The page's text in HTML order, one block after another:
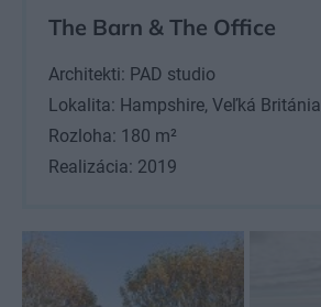
The Barn & The Office
Architekti: PAD studio
Lokalita: Hampshire, Veľká Británia
Rozloha: 180 m²
Realizácia: 2019